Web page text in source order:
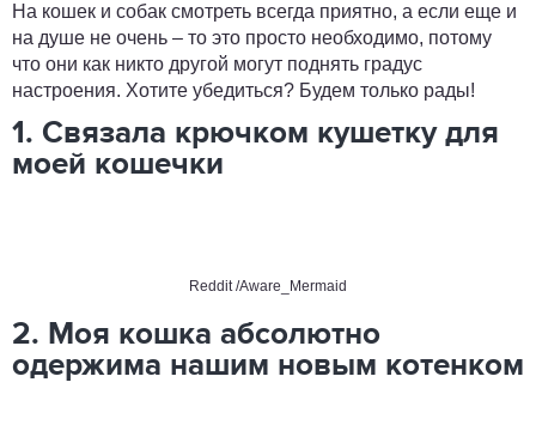
На кошек и собак смотреть всегда приятно, а если еще и
на душе не очень – то это просто необходимо, потому
что они как никто другой могут поднять градус
настроения. Хотите убедиться? Будем только рады!
1. Связала крючком кушетку для
моей кошечки
Reddit/Aware_Mermaid
2. Моя кошка абсолютно
одержима нашим новым котенком